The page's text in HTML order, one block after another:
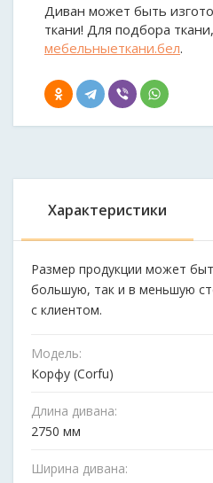
Диван может быть
ткани! Для подбора
мебельныеткани.бел.
Характеристики
Размер продукции может
большую, так и в меньшую
с клиентом.
Модель:
Корфу (Corfu)
Длина дивана:
2750 мм
Ширина дивана: